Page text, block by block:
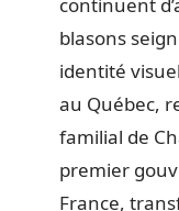
blasons
identité
au Québec,
familial de
premier
France,